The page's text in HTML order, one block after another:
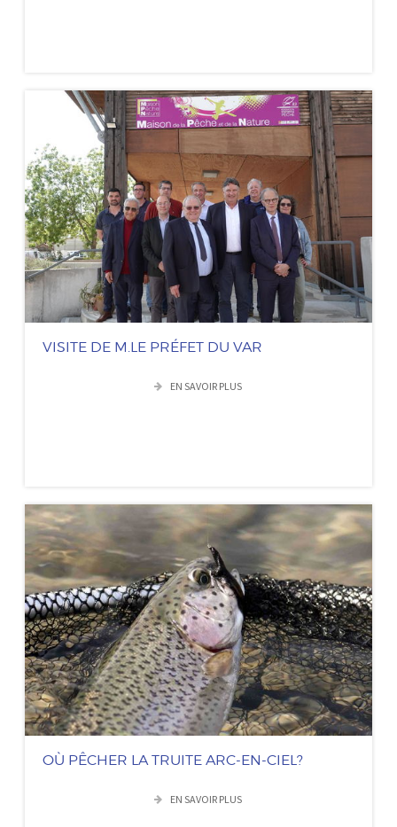
VISITE DE M.LE PRÉFET DU VAR
EN SAVOIR PLUS
OÙ PÊCHER LA TRUITE ARC-EN-CIEL?
EN SAVOIR PLUS